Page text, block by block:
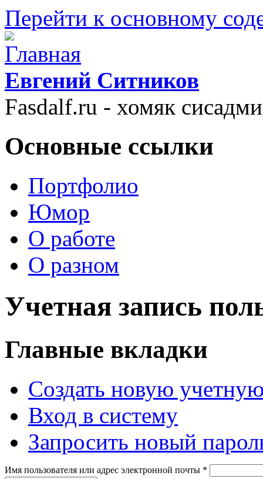
Перейти к основному
Евгений Ситников
Fasdalf.ru - хомяк
Основные ссылки
Портфолио
Юмор
О работе
О разном
Учетная запись
Главные вкладки
Создать новую
Вход в систему
Запросить новый
Имя пользователя или адрес электронной почты *